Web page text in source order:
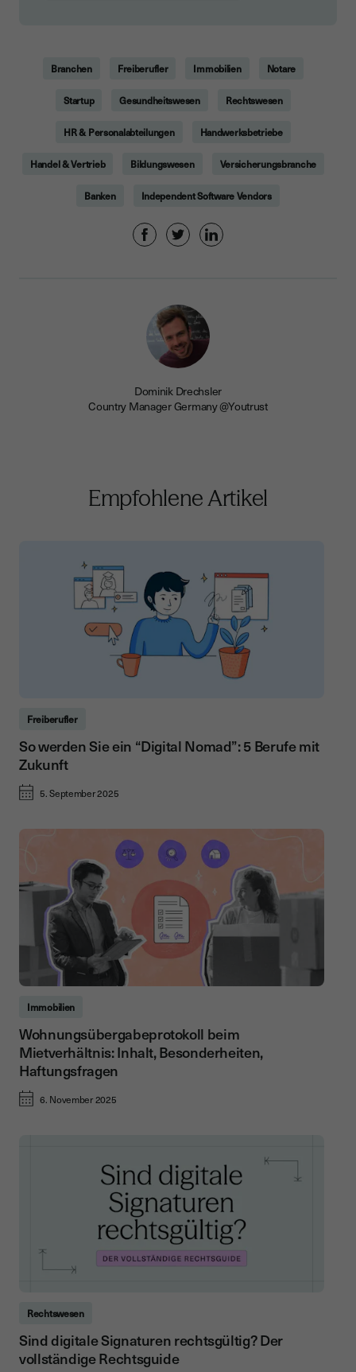
Branchen Freiberufler Immobilien Notare
Startup Gesundheitswesen Rechtswesen
HR & Personalabteilungen Handwerksbetriebe
Handel & Vertrieb Bildungswesen Versicherungsbranche
Banken Independent Software Vendors
Dominik Drechsler
Country Manager Germany @Youtrust
Empfohlene Artikel
Freiberufler
So werden Sie ein “Digital Nomad”: 5 Berufe mit
Zukunft
5. September 2025
Immobilien
Wohnungsübergabeprotokoll beim
Mietverhältnis: Inhalt, Besonderheiten,
Haftungsfragen
6. November 2025
Rechtswesen
Sind digitale Signaturen rechtsgültig? Der
vollständige Rechtsguide